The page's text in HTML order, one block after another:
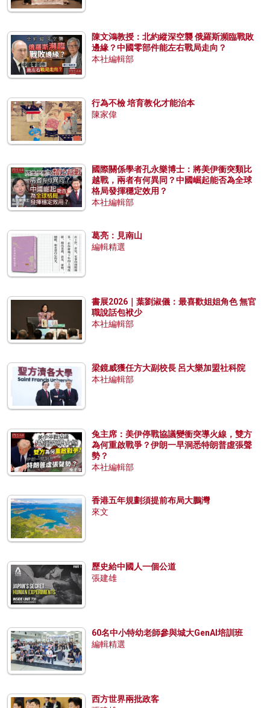
陳文鴻教授：北約縱深空襲 俄羅斯瀕臨戰敗
邊緣？中國零部件能左右戰局走向？
本社編輯部
行為不檢 培育教化才能治本
陳家偉
國際關係學者孔永樂博士：將美伊衝突類比
越戰，兩者有何異同？中國崛起能否為全球
格局發揮穩定效用？
本社編輯部
葛亮：見南山
編輯精選
書展2026｜葉劉淑儀：最喜歡姐姐角色 無官
職說話包袱少
本社編輯部
梁鏡威獲任方大副校長 呂大樂加盟社科院
本社編輯部
兔主席：美伊停戰協議變衝突導火線，雙方
為何重啟戰爭？伊朗一早洞悉特朗普虛張聲
勢？
本社編輯部
香港五年規劃須提前布局大鵬灣
來文
歷史給中國人一個公道
張建雄
60名中小特幼老師參與城大GenAI培訓班
編輯精選
西方世界兩批政客